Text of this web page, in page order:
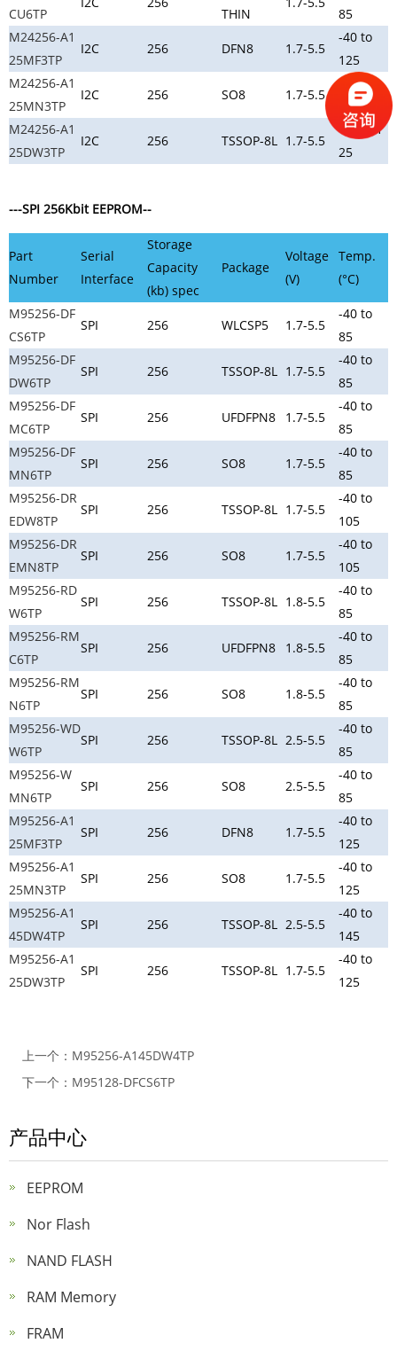
CU6TP THIN
85
M24256-A1
25MF3TP
I2C 256 DFN8 1.7-5.5
-40 to
125
M24256-A1
25MN3TP
I2C 256 SO8 1.7-5.5
-40 to
125
M24256-A1
25DW3TP
I2C 256 TSSOP-8L 1.7-5.5
-40 to 1
25
---SPI 256Kbit EEPROM--
Part
Number
Serial
Interface
Storage
Capacity
(kb) spec
Package
Voltage
(V)
Temp.
(°C)
M95256-DF
CS6TP
SPI 256 WLCSP5 1.7-5.5
-40 to
85
M95256-DF
DW6TP
SPI 256 TSSOP-8L 1.7-5.5
-40 to
85
M95256-DF
MC6TP
SPI 256 UFDFPN8 1.7-5.5
-40 to
85
M95256-DF
MN6TP
SPI 256 SO8 1.7-5.5
-40 to
85
M95256-DR
EDW8TP
SPI 256 TSSOP-8L 1.7-5.5
-40 to
105
M95256-DR
EMN8TP
SPI 256 SO8 1.7-5.5
-40 to
105
M95256-RD
W6TP
SPI 256 TSSOP-8L 1.8-5.5
-40 to
85
M95256-RM
C6TP
SPI 256 UFDFPN8 1.8-5.5
-40 to
85
M95256-RM
N6TP
SPI 256 SO8 1.8-5.5
-40 to
85
M95256-WD
W6TP
SPI 256 TSSOP-8L 2.5-5.5
-40 to
85
M95256-W
MN6TP
SPI 256 SO8 2.5-5.5
-40 to
85
M95256-A1
25MF3TP
SPI 256 DFN8 1.7-5.5
-40 to
125
M95256-A1
25MN3TP
SPI 256 SO8 1.7-5.5
-40 to
125
M95256-A1
45DW4TP
SPI 256 TSSOP-8L 2.5-5.5
-40 to
145
M95256-A1
25DW3TP
SPI 256 TSSOP-8L 1.7-5.5
-40 to
125
上一个： M95256-A145DW4TP
下一个： M95128-DFCS6TP
产品中心
EEPROM
Nor Flash
NAND FLASH
RAM Memory
FRAM